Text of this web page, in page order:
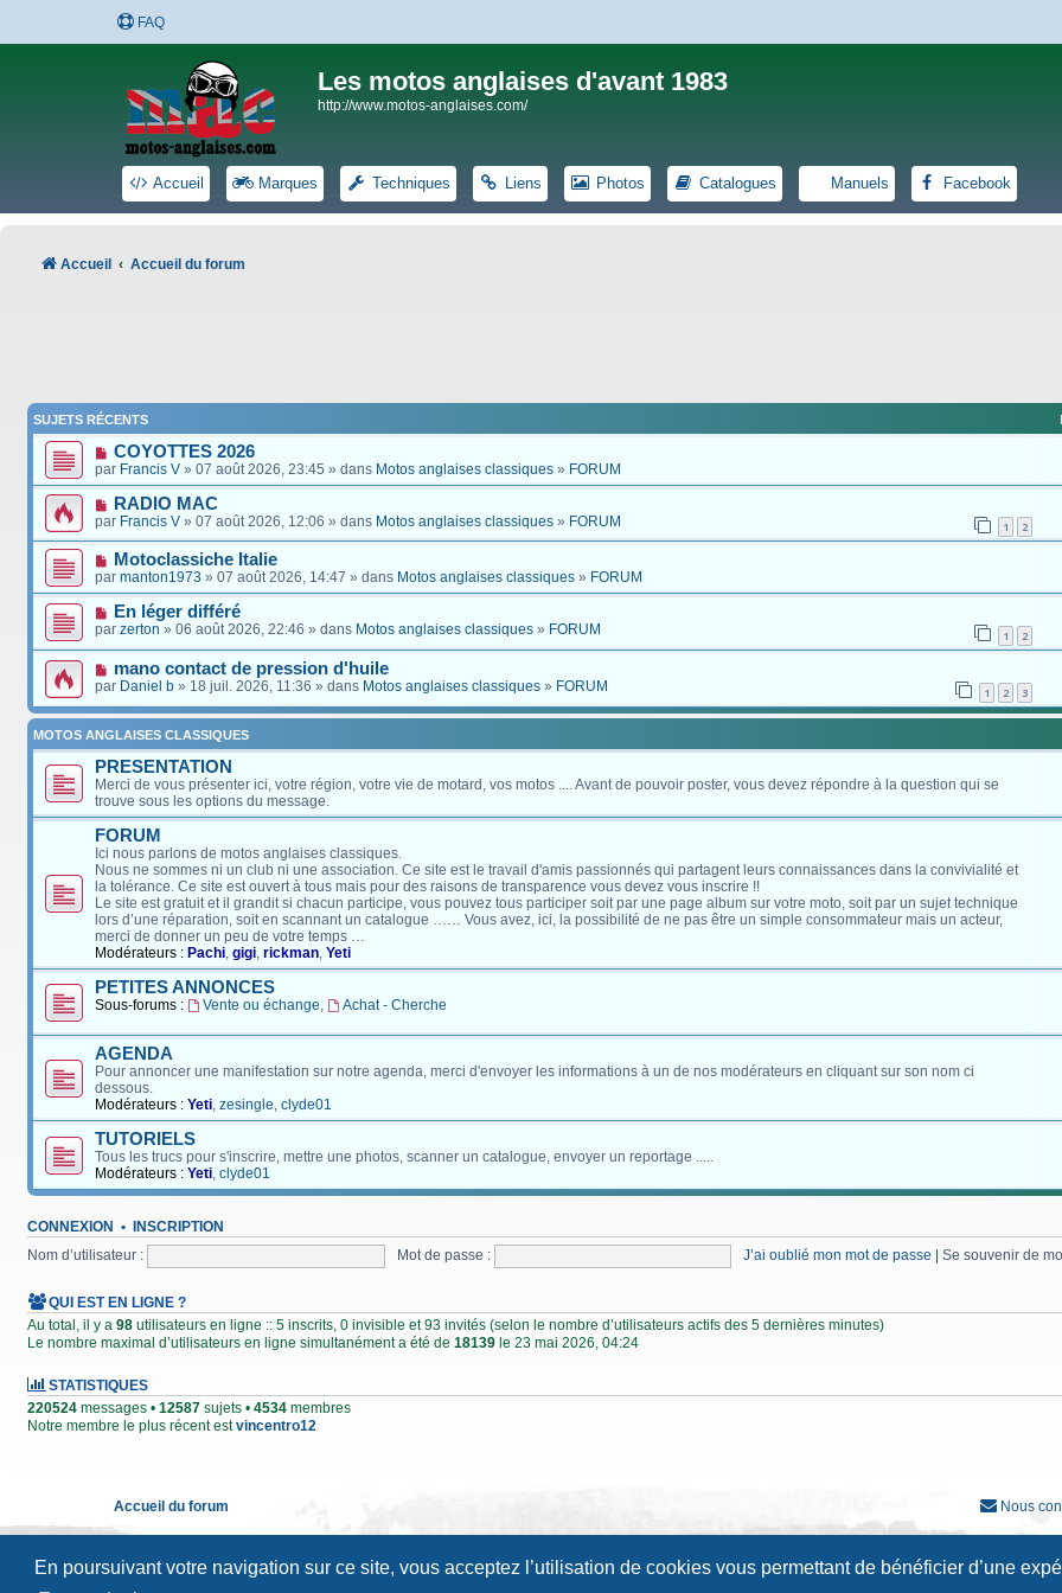
En poursuivant votre navigation sur ce site, vous acceptez l’utilisation de cookies vous permettant de bénéficier d’une
FAQ
Les motos anglaises d'avant 1983
http://www.motos-anglaises.com/
Accueil Marques Techniques Liens Photos Catalogues Manuels Facebook
Accueil Accueil du forum
SUJETS RÉCENTS
COYOTTES 2026
par Francis V » 07 août 2026, 23:45 » dans Motos anglaises classiques » FORUM
RADIO MAC
1 2
par Francis V » 07 août 2026, 12:06 » dans Motos anglaises classiques » FORUM
Motoclassiche Italie
par manton1973 » 07 août 2026, 14:47 » dans Motos anglaises classiques » FORUM
En léger différé
1 2
par zerton » 06 août 2026, 22:46 » dans Motos anglaises classiques » FORUM
mano contact de pression d'huile
1 2 3
par Daniel b » 18 juil. 2026, 11:36 » dans Motos anglaises classiques » FORUM
MOTOS ANGLAISES CLASSIQUES
PRESENTATION
Merci de vous présenter ici, votre région, votre vie de motard, vos motos .... Avant de pouvoir poster, vous devez répondre à la question qui se
trouve sous les options du message.
FORUM
Ici nous parlons de motos anglaises classiques.
Nous ne sommes ni un club ni une association. Ce site est le travail d'amis passionnés qui partagent leurs connaissances dans la convivialité et
la tolérance. Ce site est ouvert à tous mais pour des raisons de transparence vous devez vous inscrire !!
Le site est gratuit et il grandit si chacun participe, vous pouvez tous participer soit par une page album sur votre moto, soit par un sujet technique
lors d’une réparation, soit en scannant un catalogue …… Vous avez, ici, la possibilité de ne pas être un simple consommateur mais un acteur,
merci de donner un peu de votre temps …
Modérateurs : Pachi, gigi, rickman, Yeti
PETITES ANNONCES
Sous-forums : Vente ou échange, Achat - Cherche
AGENDA
Pour annoncer une manifestation sur notre agenda, merci d'envoyer les informations à un de nos modérateurs en cliquant sur son nom ci
dessous.
Modérateurs : Yeti, zesingle, clyde01
TUTORIELS
Tous les trucs pour s'inscrire, mettre une photos, scanner un catalogue, envoyer un reportage .....
Modérateurs : Yeti, clyde01
CONNEXION • INSCRIPTION
Nom d’utilisateur : Mot de passe : J’ai oublié mon mot de passe Se souvenir de
QUI EST EN LIGNE ?
Au total, il y a 98 utilisateurs en ligne :: 5 inscrits, 0 invisible et 93 invités (selon le nombre d’utilisateurs actifs des 5 dernières minutes)
Le nombre maximal d’utilisateurs en ligne simultanément a été de 18139 le 23 mai 2026, 04:24
STATISTIQUES
220524 messages • 12587 sujets • 4534 membres
Notre membre le plus récent estvincentro12
Accueil du forum Nous
Traduction française officielle©Qiaeru